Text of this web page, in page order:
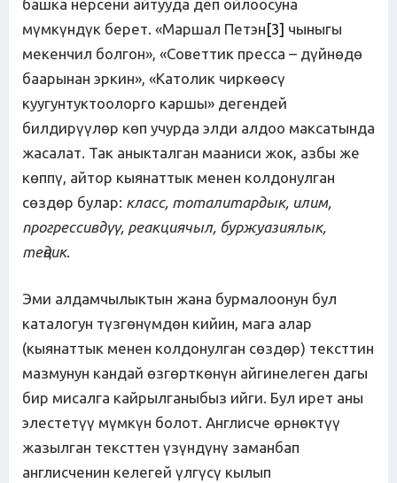
башка нерсени айтууда деп ойлоосуна
мүмкүндүк берет. «Маршал Петэн[3] чыныгы
мекенчил болгон», «Советтик пресса – дүйнөдө
баарынан эркин», «Католик чиркөөсү
куугунтуктоолорго каршы» дегендей
билдирүүлөр көп учурда элди алдоо максатында
жасалат. Так аныкталган мааниси жок, азбы же
көппү, айтор кыянаттык менен колдонулган
сөздөр булар: класс, тоталитардык, илим,
прогрессивдүү, реакциячыл, буржуазиялык,
теңдик.
Эми алдамчылыктын жана бурмалоонун бул
каталогун түзгөнүмдөн кийин, мага алар
(кыянаттык менен колдонулган сөздөр) тексттин
мазмунун кандай өзгөрткөнүн айгинелеген дагы
бир мисалга кайрылганыбыз ийги. Бул ирет аны
элестетүү мүмкүн болот. Англисче өрнөктүү
жазылган тексттен үзүндүнү заманбап
англисченин келегей үлгүсү кылып